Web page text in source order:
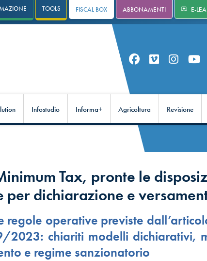
TOOLS FISCAL BOX ABBONAMENTI E-
Infostudio Informa+ Agricoltura Revisione
Tax, pronte le
per dichiarazione e
regole operative previste
2023: chiariti modelli dichiarativi,
e regime sanzionatorio